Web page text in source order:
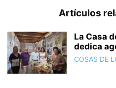
Artículos
La Casa
dedica
COSAS DE